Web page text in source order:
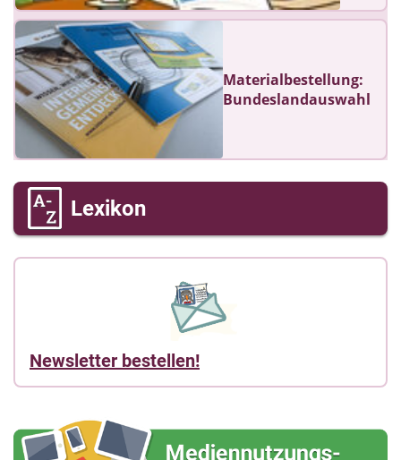
Materialbestellung:
Bundeslandauswahl
Lexikon
Newsletter bestellen!